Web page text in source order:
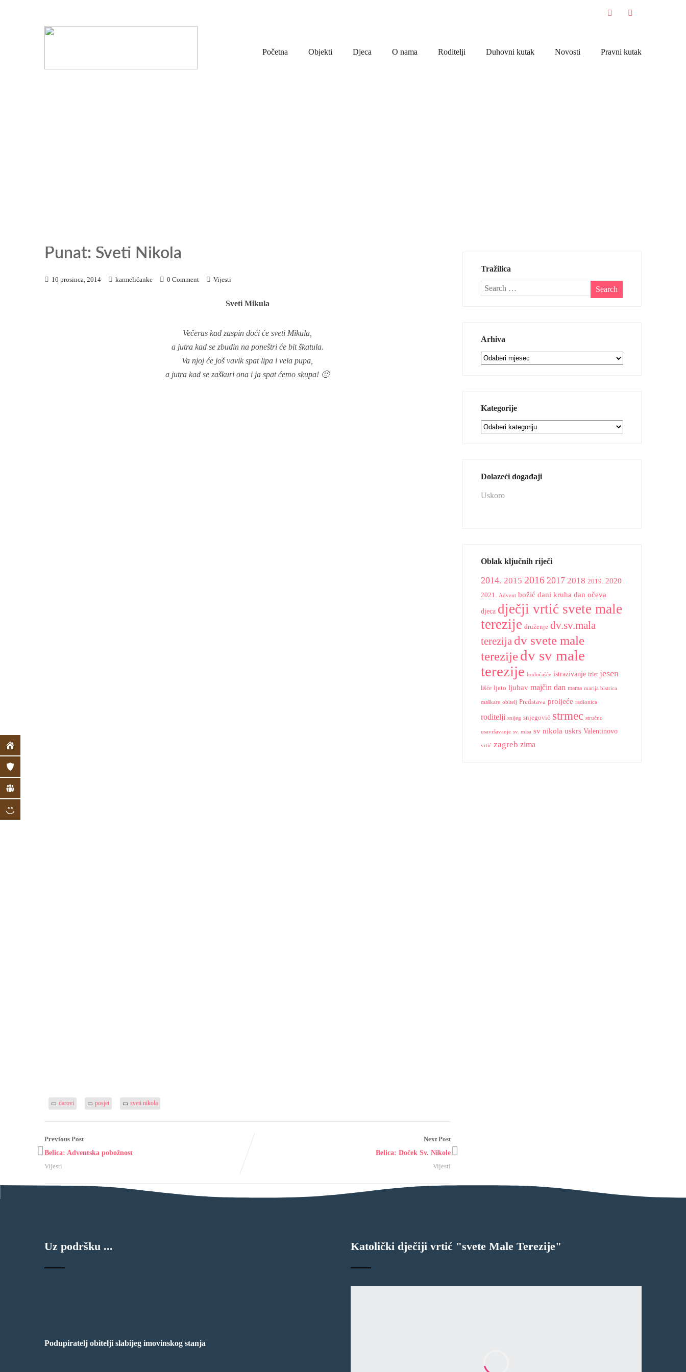
Početna Objekti Djeca O nama Roditelji Duhovni kutak Novosti Pravni kutak
Punat: Sveti Nikola
10 prosinca, 2014 karmelićanke 0 Comment Vijesti
Sveti Mikula
Večeras kad zaspin doći će sveti Mikula,
a jutra kad se zbudin na poneštri će bit škatula.
Va njoj će još vavik spat lipa i vela pupa,
a jutra kad se zaškuri ona i ja spat ćemo skupa! 🙂
darovi posjet sveti nikola
Previous Post
Belica: Adventska pobožnost
Vijesti
Next Post
Belica: Doček Sv. Nikole
Vijesti
Tražilica
Arhiva
Arhiva
Kategorije
Kategorije
Dolazeći događaji
Uskoro
Oblak ključnih riječi
2014. 2015 2016 2017 2018 2019. 2020
2021. Advent božić dani kruha dan očeva
djeca dječji vrtić svete male
terezije druženje dv.sv.mala
terezija dv svete male
terezijedv sv male
terezije hodočašće istrazivanje izlet jesen
lišće ljeto ljubav majčin dan mama marija bistrica
maškare obitelj Predstava proljeće radionica
roditelji snijeg snjegović strmec stručno
usavršavanje sv. misa sv nikola uskrs Valentinovo
vrtić zagreb zima
Uz podršku ...
Podupiratelj obitelji slabijeg imovinskog stanja
Katolički dječiji vrtić "svete Male Terezije"